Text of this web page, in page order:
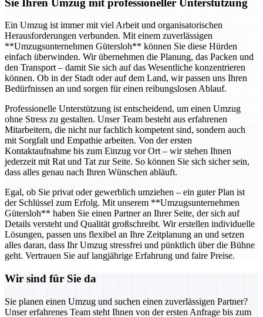
Ein Umzug ist immer mit viel Arbeit und organisatorischen
Herausforderungen verbunden. Mit einem zuverlässigen
**Umzugsunternehmen Gütersloh** können Sie diese Hürden
einfach überwinden. Wir übernehmen die Planung, das Packen und
den Transport – damit Sie sich auf das Wesentliche konzentrieren
können. Ob in der Stadt oder auf dem Land, wir passen uns Ihren
Bedürfnissen an und sorgen für einen reibungslosen Ablauf.
Professionelle Unterstützung ist entscheidend, um einen Umzug
ohne Stress zu gestalten. Unser Team besteht aus erfahrenen
Mitarbeitern, die nicht nur fachlich kompetent sind, sondern auch
mit Sorgfalt und Empathie arbeiten. Von der ersten
Kontaktaufnahme bis zum Einzug vor Ort – wir stehen Ihnen
jederzeit mit Rat und Tat zur Seite. So können Sie sich sicher sein,
dass alles genau nach Ihren Wünschen abläuft.
Egal, ob Sie privat oder gewerblich umziehen – ein guter Plan ist
der Schlüssel zum Erfolg. Mit unserem **Umzugsunternehmen
Gütersloh** haben Sie einen Partner an Ihrer Seite, der sich auf
Details versteht und Qualität großschreibt. Wir erstellen individuelle
Lösungen, passen uns flexibel an Ihre Zeitplanung an und setzen
alles daran, dass Ihr Umzug stressfrei und pünktlich über die Bühne
geht. Vertrauen Sie auf langjährige Erfahrung und faire Preise.
Wir sind für Sie da
Sie planen einen Umzug und suchen einen zuverlässigen Partner?
Unser erfahrenes Team steht Ihnen von der ersten Anfrage bis zum